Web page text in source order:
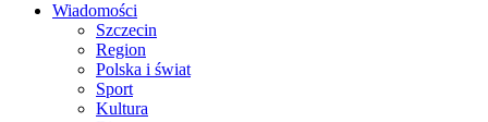
Wiadomości
Szczecin
Region
Polska i świat
Sport
Kultura